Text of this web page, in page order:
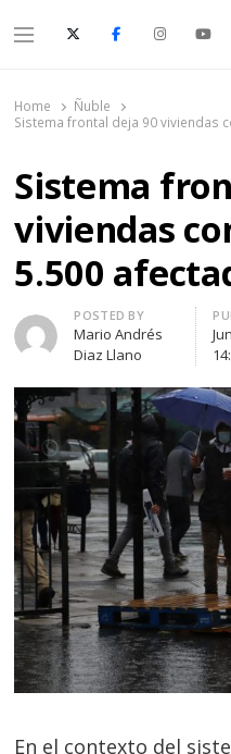
Menu
Home
Ñuble
Sistema frontal deja 90 viviendas
Sistema
viviendas
5.500
Author
POSTED BY
Mario Andrés
Diaz Llano
En el contexto del